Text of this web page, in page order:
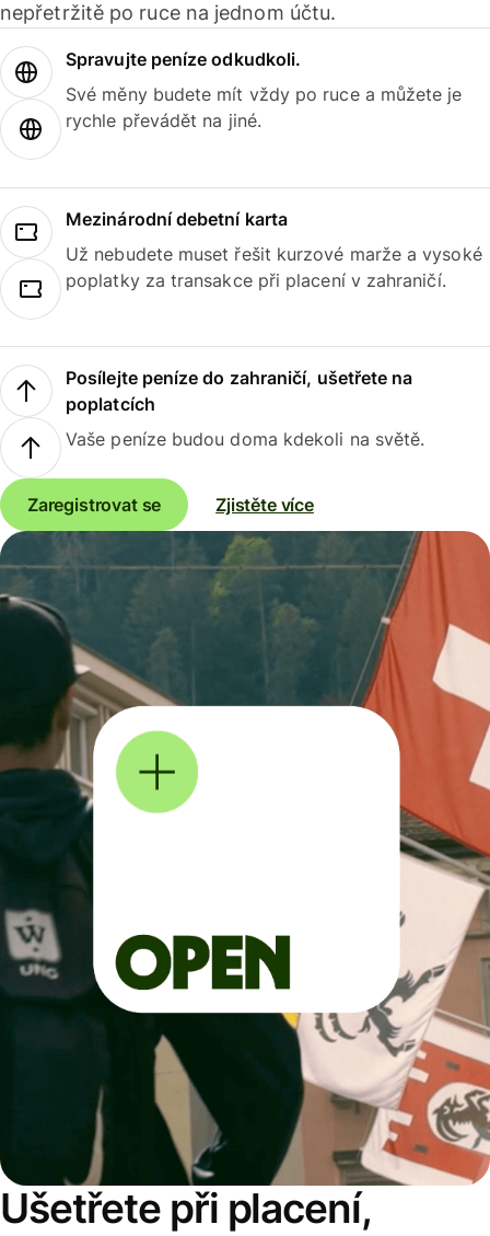
nepřetržitě po ruce na jednom účtu.
Spravujte peníze odkudkoli.
Své měny budete mít vždy po ruce a můžete je
rychle převádět na jiné.
Mezinárodní debetní karta
Už nebudete muset řešit kurzové marže a vysoké
poplatky za transakce při placení v zahraničí.
Posílejte peníze do zahraničí, ušetřete na
poplatcích
Vaše peníze budou doma kdekoli na světě.
Zaregistrovat se Zjistěte více
Ušetřete při placení,